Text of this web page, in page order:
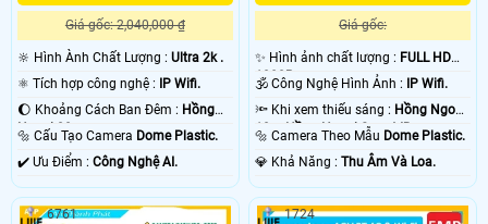
Giá gốc: 2,040,000 ₫
🔆 Hình Ành Chất Lượng : Ultra 2k .
⚛️ Tích hợp công nghệ :
IP Wifi.
🌔 Khoảng Cách Ban Đêm : Hồng
Ngoại 20m .
🔩 Cấu Tạo Camera Dome Plastic.
️✔️ Ưu Điểm : Công Nghệ AI.
Giá gốc:
✨ Hình ảnh chất lượng : FULL HD
1080P .
🕉️ Công Nghệ Hình Ảnh :
IP Wifi.
🔦 Khi xem thiếu sáng : Hồng Ngoại
10m Hồng Ngoại Smart IR.
🔩 Camera Theo Mẫu Dome Plastic.
️💎 Khả Năng :Thu Âm Và Loa.
6761 1724